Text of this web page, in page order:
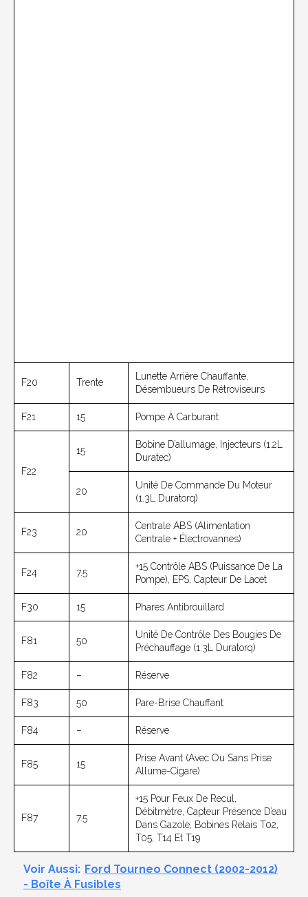
F20 Trente
Lunette Arrière Chauffante,
Désembueurs De Rétroviseurs
F21 15 Pompe À Carburant
F22
15
Bobine D’allumage, Injecteurs (1.2L
Duratec)
20
Unité De Commande Du Moteur
(1.3L Duratorq)
F23 20
Centrale ABS (alimentation
Centrale + Électrovannes)
F24 7.5
+15 Contrôle ABS (puissance De La
Pompe), EPS, Capteur De Lacet
F30 15 Phares Antibrouillard
F81 50
Unité De Contrôle Des Bougies De
Préchauffage (1.3L Duratorq)
F82 – Réserve
F83 50 Pare-Brise Chauffant
F84 – Réserve
F85 15
Prise Avant (avec Ou Sans Prise
Allume-Cigare)
F87 7.5
+15 Pour Feux De Recul,
Débitmètre, Capteur Présence D’eau
Dans Gazole, Bobines Relais T02,
T05, T14 Et T19
Voir Aussi: Ford Tourneo Connect (2002-2012)
- Boîte À Fusibles